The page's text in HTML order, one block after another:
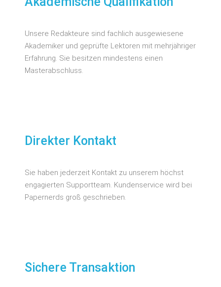
Unsere Redakteure sind fachlich ausgewiesene
Akademiker und geprüfte Lektoren mit mehrjähriger
Erfahrung. Sie besitzen mindestens einen
Masterabschluss.
Direkter Kontakt
Sie haben jederzeit Kontakt zu unserem höchst
engagierten Supportteam. Kundenservice wird bei
Papernerds groß geschrieben.
Sichere Transaktion